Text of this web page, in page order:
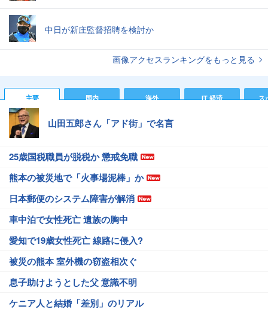
中日が新庄監督招聘を検討か
画像アクセスランキングをもっと見る
主要 国内 海外 IT 経済 ス
山田五郎さん「アド街」で名言
25歳国税職員が脱税か 懲戒免職
熊本の被災地で「火事場泥棒」か
日本郵便のシステム障害が解消
車中泊で女性死亡 遺族の胸中
愛知で19歳女性死亡 線路に侵入?
被災の熊本 室外機の窃盗相次ぐ
息子助けようとした父 意識不明
ケニア人と結婚「差別」のリアル